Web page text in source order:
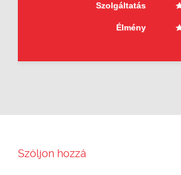
Szolgáltatás
Élmény
Szóljon hozzá